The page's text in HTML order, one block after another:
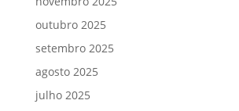
outubro 2025
setembro 2025
agosto 2025
julho 2025